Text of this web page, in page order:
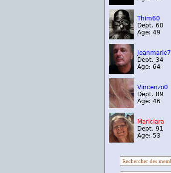
Thim60
Dept. 60
Age: 49
Jeanmarie7
Dept. 34
Age: 64
Vincenzo0
Dept. 89
Age: 46
Mariclara
Dept. 91
Age: 53